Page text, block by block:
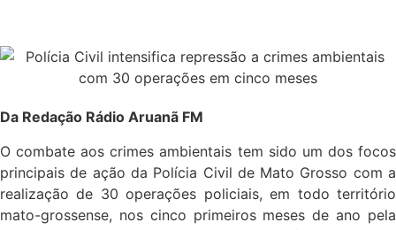
Da Redação Rádio Aruanã FM
O combate aos crimes ambientais tem sido um dos focos
principais de ação da Polícia Civil de Mato Grosso com a
realização de 30 operações policiais, em todo território
mato-grossense, nos cinco primeiros meses de ano pela